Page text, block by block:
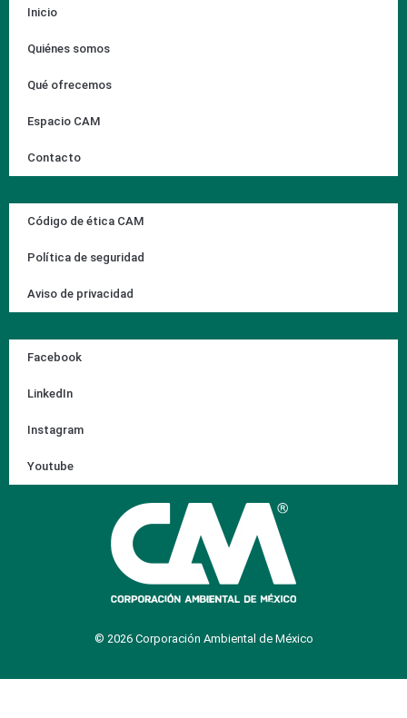
Inicio
Quiénes somos
Qué ofrecemos
Espacio CAM
Contacto
Código de ética CAM
Política de seguridad
Aviso de privacidad
Facebook
LinkedIn
Instagram
Youtube
© 2026 Corporación Ambiental de México